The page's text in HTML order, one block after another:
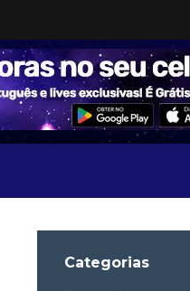
Categorias